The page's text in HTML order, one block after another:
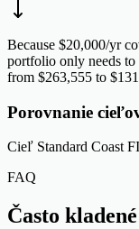
Because $20,000/yr
portfolio only needs
from $263,555 to
Porovnanie
Cieľ Standard Coast
FAQ
Často